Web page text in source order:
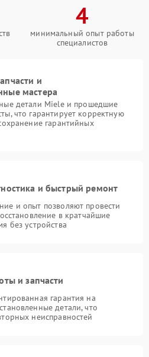
4
минимальный опыт работы
специалистов
и
мастера
детали Miele и прошедшие
что гарантирует корректную
гарантийных
и быстрый ремонт
и опыт позволяют провести
в кратчайшие
без устройства
и запчасти
гарантия на
детали, что
неисправностей